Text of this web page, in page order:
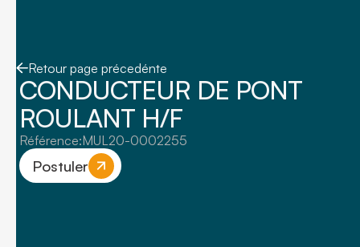
Retour page précedénte
CONDUCTEUR DE PONT
ROULANT H/F
Référence:MUL20-0002255
Postuler